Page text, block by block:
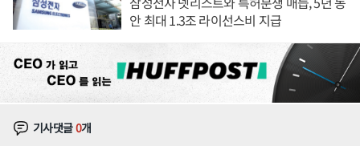
안 최대 1.3조 라이선스비 지급
기사댓글0개